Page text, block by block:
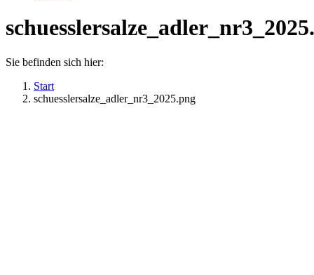
Sie befinden sich hier:
Start
schuesslersalze_adler_nr3_2025.png